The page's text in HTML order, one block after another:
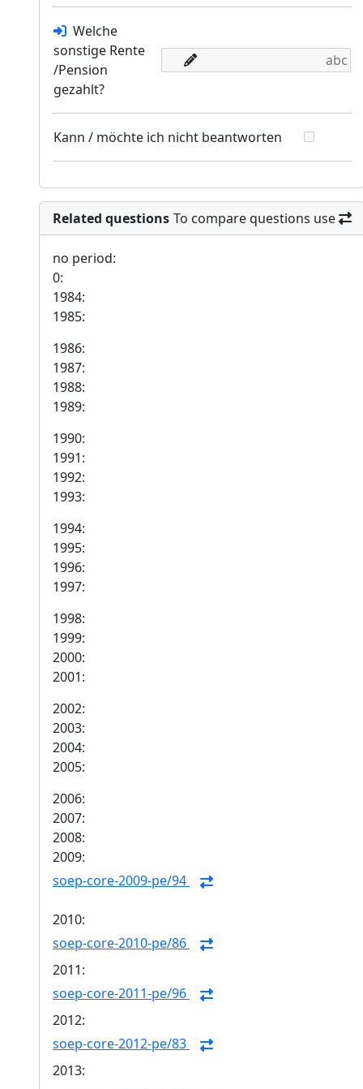
Welche
sonstige Rente
/Pension
gezahlt?
Kann / möchte ich nicht beantworten
Related questions To compare questions use
no period:
0:
1984:
1985:
1986:
1987:
1988:
1989:
1990:
1991:
1992:
1993:
1994:
1995:
1996:
1997:
1998:
1999:
2000:
2001:
2002:
2003:
2004:
2005:
2006:
2007:
2008:
2009:
soep-core-2009-pe/94
2010:
soep-core-2010-pe/86
2011:
soep-core-2011-pe/96
2012:
soep-core-2012-pe/83
2013: